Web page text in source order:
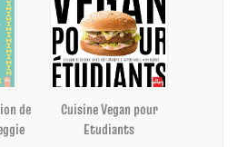
de
Cuisine Vegan pour
Etudiants